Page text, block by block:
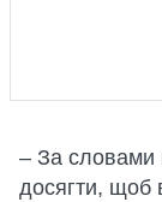
– За словами
досягти, щоб